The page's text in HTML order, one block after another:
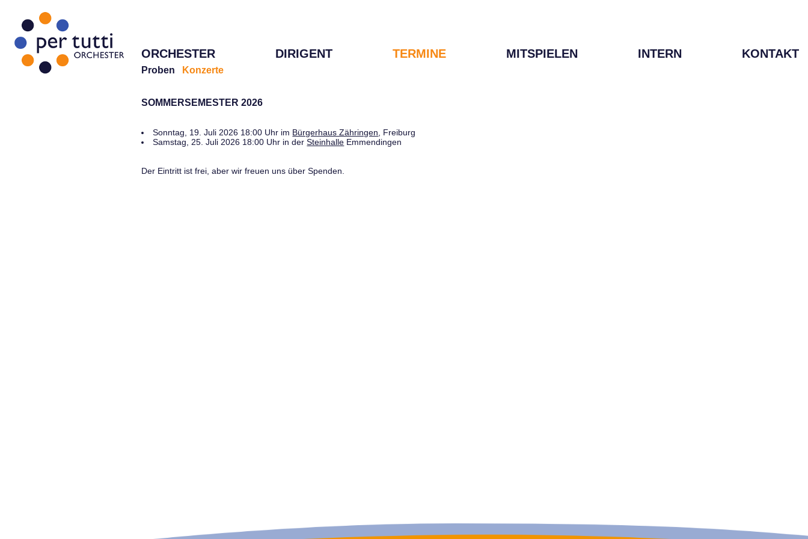
ORCHESTER DIRIGENT TERMINE MITSPIELEN INTERN KONTAKT
Proben Konzerte
SOMMERSEMESTER 2026
Sonntag, 19. Juli 2026 18:00 Uhr im Bürgerhaus Zähringen , Freiburg
Samstag, 25. Juli 2026 18:00 Uhr in derSteinhalle Emmendingen
Der Eintritt ist frei, aber wir freuen uns über Spenden.